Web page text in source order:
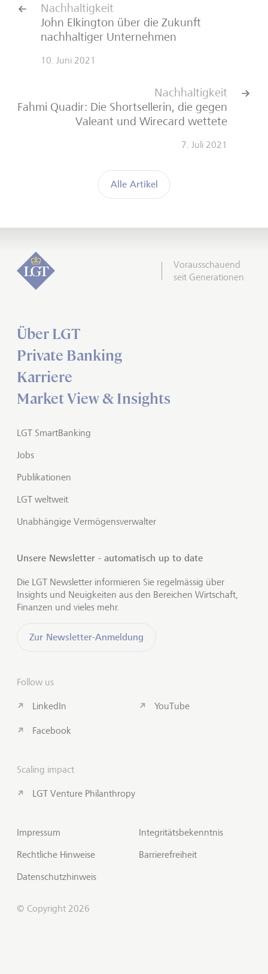
Nachhaltigkeit
John Elkington über die Zukunft
nachhaltiger Unternehmen
10. Juni 2021
Alle Artikel
Nachhaltigkeit
Fahmi Quadir: Die Shortsellerin, die gegen
Valeant und Wirecard wettete
7. Juli 2021
Vorausschauend
seit Generationen
Über LGT
Private Banking
Karriere
Market View & Insights
LGT SmartBanking
Jobs
Publikationen
LGT weltweit
Unabhängige Vermögensverwalter
Unsere Newsletter - automatisch up to date
Die LGT Newsletter informieren Sie regelmässig über
Insights und Neuigkeiten aus den Bereichen Wirtschaft,
Finanzen und vieles mehr.
Zur Newsletter-Anmeldung
Follow us
LinkedIn
Facebook
YouTube
Scaling impact
LGT Venture Philanthropy
Impressum
Rechtliche Hinweise
Datenschutzhinweis
Integritätsbekenntnis
Barrierefreiheit
© Copyright 2026